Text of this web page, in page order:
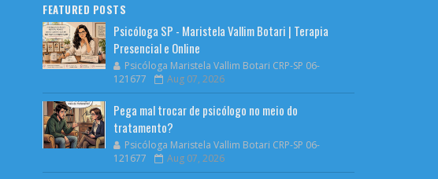
FEATURED POSTS
Psicóloga SP - Maristela Vallim Botari | Terapia
Presencial e Online
Psicóloga Maristela Vallim Botari CRP-SP 06-
121677
Aug 07, 2026
Pega mal trocar de psicólogo no meio do
tratamento?
Psicóloga Maristela Vallim Botari CRP-SP 06-
121677
Aug 07, 2026